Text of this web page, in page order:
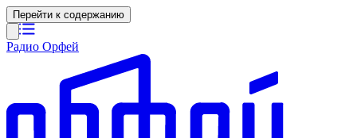
Перейти к содержанию
Радио Орфей